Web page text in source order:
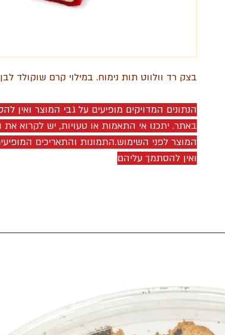
בצק רד וולווט תות נימוח. במילוי קרם שוקולד
הנתונים המדויקים מופיעים על גבי המוצר ואין
באתר. יתכנו אי התאמות או טעויות, יש לקרוא את
המוצר לפני השימוש.התמונות והתאריכים
ואין להסתמך עליהם